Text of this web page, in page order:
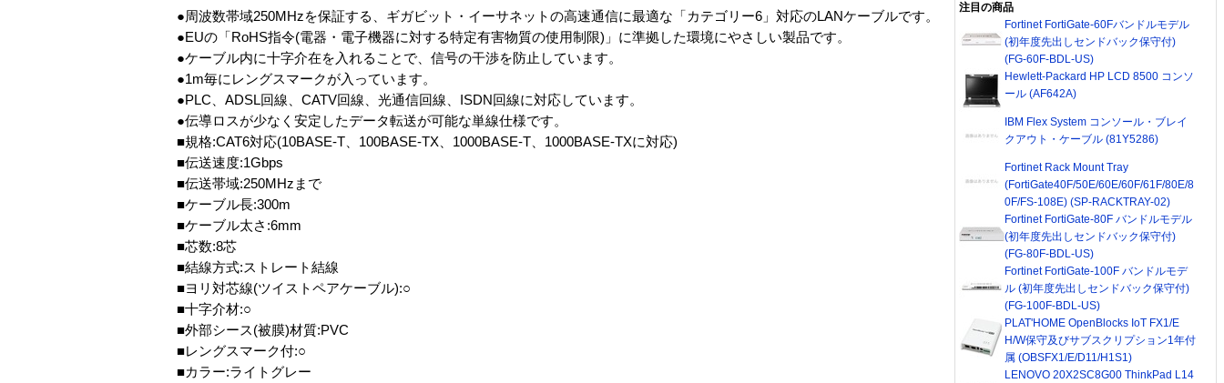
●周波数帯域250MHzを保証する、ギガビット・イーサネットの高速通信に最適な「カテゴリー6」対応のLANケーブルです。
●EUの「RoHS指令(電器・電子機器に対する特定有害物質の使用制限)」に準拠した環境にやさしい製品です。
●ケーブル内に十字介在を入れることで、信号の干渉を防止しています。
●1m毎にレングスマークが入っています。
●PLC、ADSL回線、CATV回線、光通信回線、ISDN回線に対応しています。
●伝導ロスが少なく安定したデータ転送が可能な単線仕様です。
■規格:CAT6対応(10BASE-T、100BASE-TX、1000BASE-T、1000BASE-TXに対応)
■伝送速度:1Gbps
■伝送帯域:250MHzまで
■ケーブル長:300m
■ケーブル太さ:6mm
■芯数:8芯
■結線方式:ストレート結線
■ヨリ対芯線(ツイストペアケーブル):○
■十字介材:○
■外部シース(被膜)材質:PVC
■レングスマーク付:○
■カラー:ライトグレー
注目の商品
Fortinet FortiGate-60Fバンドルモデル
(初年度先出しセンドバック保守付)
(FG-60F-BDL-US)
Hewlett-Packard HP LCD 8500 コンソ
ール (AF642A)
IBM Flex System コンソール・ブレイ
クアウト・ケーブル (81Y5286)
Fortinet Rack Mount Tray
(FortiGate40F/50E/60E/60F/61F/80E/8
0F/FS-108E) (SP-RACKTRAY-02)
Fortinet FortiGate-80F バンドルモデル
(初年度先出しセンドバック保守付)
(FG-80F-BDL-US)
Fortinet FortiGate-100F バンドルモデ
ル (初年度先出しセンドバック保守付)
(FG-100F-BDL-US)
PLAT'HOME OpenBlocks IoT FX1/E
H/W保守及びサブスクリプション1年付
属 (OBSFX1/E/D11/H1S1)
LENOVO 20X2SC8G00 ThinkPad L14